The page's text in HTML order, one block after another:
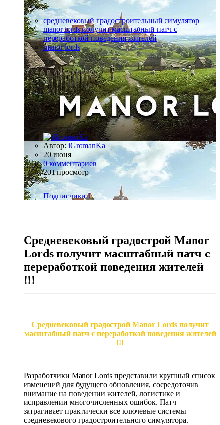
средневековый градостроительный симулятор
manor lords получит масштабный патч с
переработкой поведения жителей
manor lords
Автор: iGromanKa
20 июня
0 комментариев
201 просмотр
Подписчики 1
Средневековый градострой Manor
Lords получит масштабный патч с
переработкой поведения жителей
!!!
Средневековый градострой Manor Lords получит
масштабный патч с переработкой поведения жителей
!!!
Разработчики Manor Lords представили крупный список
изменений для будущего обновления, сосредоточив
внимание на поведении жителей, логистике и
исправлении многочисленных ошибок. Патч
затрагивает практически все ключевые системы
средневекового градостроительного симулятора.